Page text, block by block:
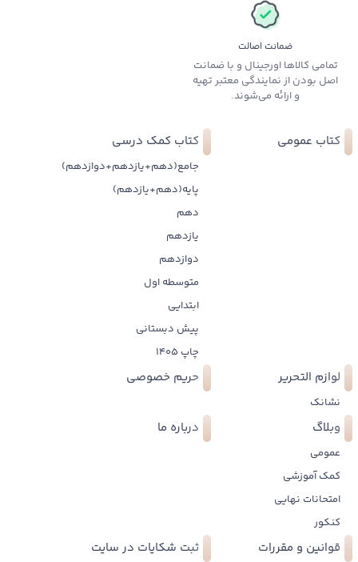
ضمانت اصالت
تمامی کالاها اورجینال و با ضمانت
اصل بودن از نمایندگی معتبر تهیه
و ارائه می‌شوند.
کتاب عمومی کتاب کمک درسی
جامع(دهم+یازدهم+دوازدهم)
پایه(دهم+یازدهم)
دهم
یازدهم
دوازدهم
متوسطه اول
ابتدایی
پیش دبستانی
چاپ 1405
لوازم التحریر
نشانک
حریم خصوصی
وبلاگ
عمومی
کمک آموزشی
امتحانات نهایی
کنکور
درباره ما
قوانین و مقررات
ثبت شکایات در سایت